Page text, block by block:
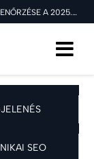
HTTP://PERMANENTDENTALCARE.HU SEO ELLENŐRZÉSE A 2025.10.16 NAPON
SEO